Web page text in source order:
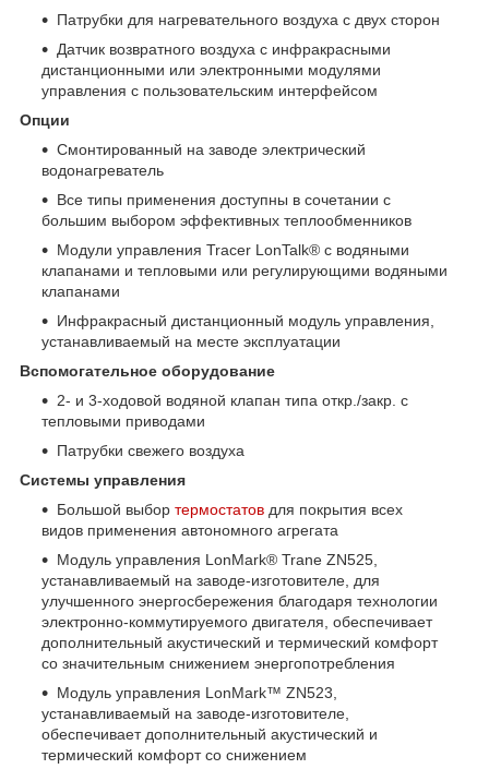
Патрубки для нагревательного воздуха с двух сторон
Датчик возвратного воздуха с инфракрасными
дистанционными или электронными модулями
управления с пользовательским интерфейсом
Опции
Смонтированный на заводе электрический
водонагреватель
Все типы применения доступны в сочетании с
большим выбором эффективных теплообменников
Модули управления Tracer LonTalk® с водяными
клапанами и тепловыми или регулирующими водяными
клапанами
Инфракрасный дистанционный модуль управления,
устанавливаемый на месте эксплуатации
Вспомогательное оборудование
2- и 3-ходовой водяной клапан типа откр./закр. с
тепловыми приводами
Патрубки свежего воздуха
Системы управления
Большой выбор термостатов для покрытия всех
видов применения автономного агрегата
Модуль управления LonMark® Trane ZN525,
устанавливаемый на заводе-изготовителе, для
улучшенного энергосбережения благодаря технологии
электронно-коммутируемого двигателя, обеспечивает
дополнительный акустический и термический комфорт
со значительным снижением энергопотребления
Модуль управления LonMark™ ZN523,
устанавливаемый на заводе-изготовителе,
обеспечивает дополнительный акустический и
термический комфорт со снижением